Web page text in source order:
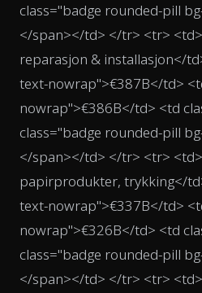
class="badge rounded-pill
</span></td> </tr> <tr>
reparasjon & installasjon</
text-nowrap">€387B</td>
nowrap">€386B</td> <td
class="badge rounded-pill
</span></td> </tr> <tr>
papirprodukter, trykking</
text-nowrap">€337B</td>
nowrap">€326B</td> <td
class="badge rounded-pill
</span></td> </tr> <tr>